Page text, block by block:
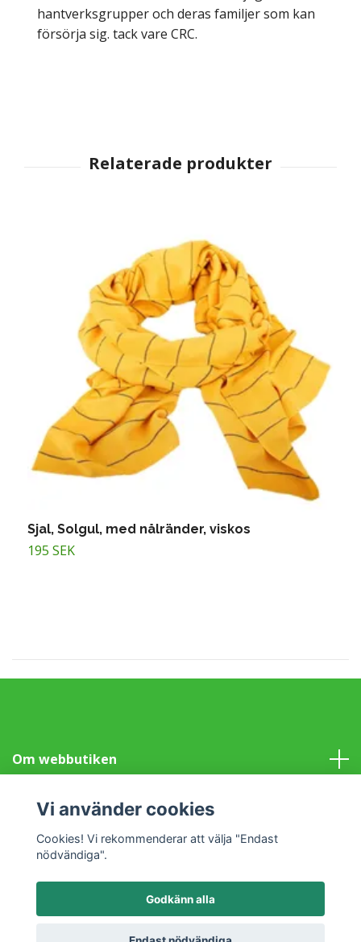
hantverksgrupper och deras familjer som kan
försörja sig. tack vare CRC.
Sjal, Solgul, med nålränder, viskos
195 SEK
Om webbutiken
Information
Sociala medier
© 2026 Klotet i Lund Fair Trade Powered by Quickbutik
Vi använder cookies
Cookies! Vi rekommenderar att välja "Endast
nödvändiga".
Godkänn alla